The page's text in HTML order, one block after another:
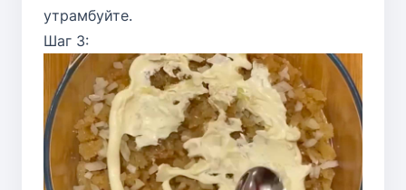
утрамбуйте.
Шаг 3: